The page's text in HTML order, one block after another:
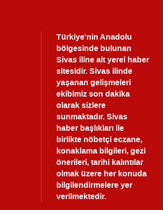
Türkiye'nin Anadolu
bölgesinde bulunan
Sivas iline ait yerel haber
sitesidir. Sivas ilinde
yaşanan gelişmeleri
ekibimiz son dakika
olarak sizlere
sunmaktadır.Sivas
haberbaşlıkları ile
birlikte nöbetçi eczane,
konaklama bilgileri, gezi
önerileri, tarihi kalıntılar
olmak üzere her konuda
bilgilendirmelere yer
verilmektedir.